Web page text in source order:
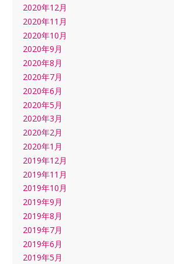
2020年12月
2020年11月
2020年10月
2020年9月
2020年8月
2020年7月
2020年6月
2020年5月
2020年3月
2020年2月
2020年1月
2019年12月
2019年11月
2019年10月
2019年9月
2019年8月
2019年7月
2019年6月
2019年5月